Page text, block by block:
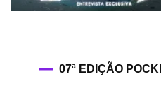
07ª EDIÇÃO